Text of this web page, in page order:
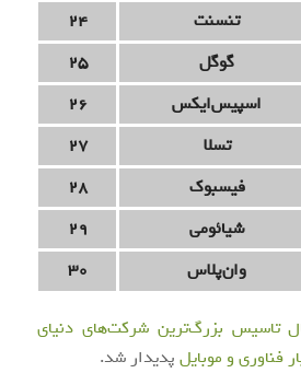
تنسنت
24
گوگل
25
اسپیس‌ایکس
26
تسلا
27
فیسبوک
28
شیائومی
29
وان‌پلاس 30
تاسیس بزرگ‌ترین شرکت‌های دنیای
فناوری و موبایلپدیدار شد.